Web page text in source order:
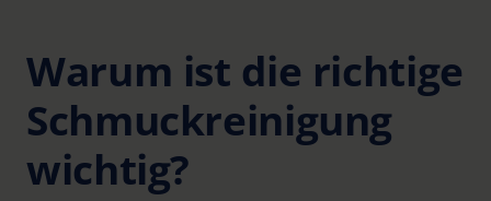
Warum ist die richtige
Schmuckreinigung
wichtig?